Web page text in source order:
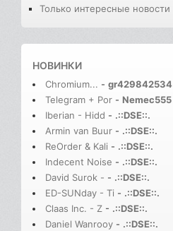
Только интересные новости
НОВИНКИ
Chromium... - gr429842534
Telegram + Por - Nemec555
Iberian - Hidd - .::DSE::.
Armin van Buur - .::DSE::.
ReOrder & Kali - .::DSE::.
Indecent Noise - .::DSE::.
David Surok - - .::DSE::.
ED-SUNday - Ti - .::DSE::.
Claas Inc. - Z - .::DSE::.
Daniel Wanrooy - .::DSE::.